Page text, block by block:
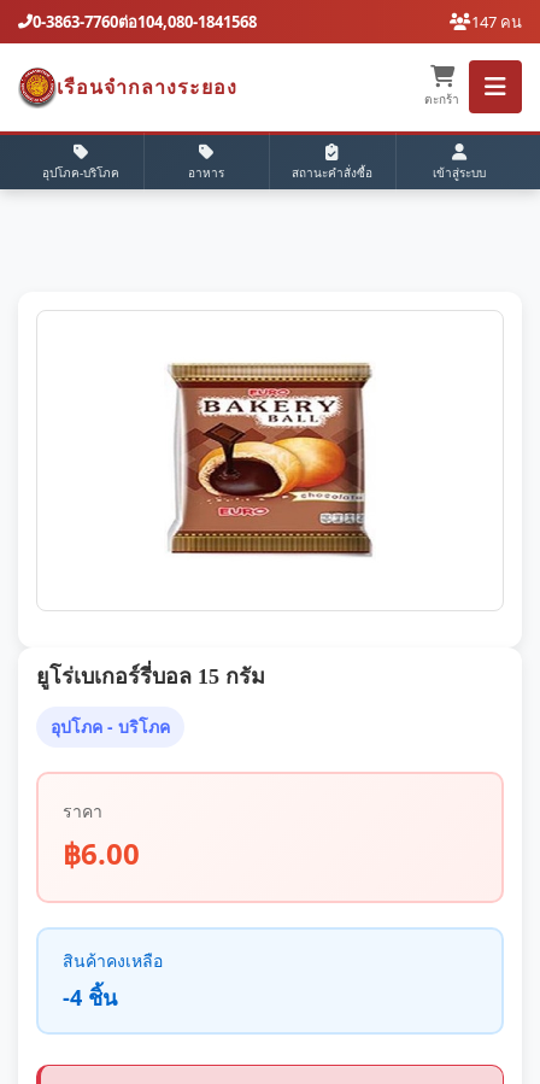
0-3863-7760ต่อ104,080-1841568 147 คน
เรือนจํากลางระยอง
ตะกร้า
อุปโภค-บริโภค อาหาร สถานะคำสั่งซื้อ เข้าสู่ระบบ
ยูโร่เบเกอร์รี่บอล 15 กรัม
อุปโภค - บริโภค
ราคา
฿6.00
สินค้าคงเหลือ
-4 ชิ้น